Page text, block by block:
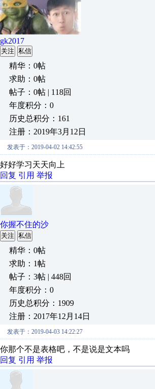
gk2017
关注 私信
精华：0帖
求助：0帖
帖子：0帖 | 118回
年度积分：0
历史总积分：161
注册：2019年3月12日
发表于：2019-04-02 14:42:55
好好学习天天向上
回复 引用 举报
你握不住的沙
关注 私信
精华：0帖
求助：1帖
帖子：3帖 | 448回
年度积分：0
历史总积分：1909
注册：2017年12月14日
发表于：2019-04-03 14:22:27
你那个不是表格吧，不是说是文本吗
回复 引用 举报